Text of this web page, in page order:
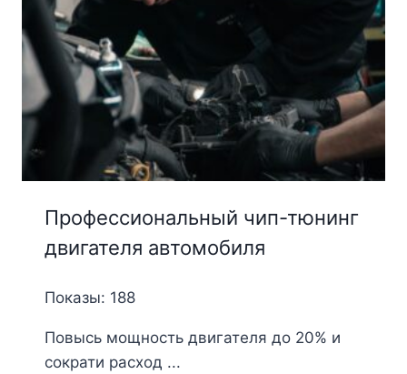
Профессиональный чип-тюнинг
двигателя автомобиля
Показы: 188
Повысь мощность двигателя до 20% и
сократи расход ...